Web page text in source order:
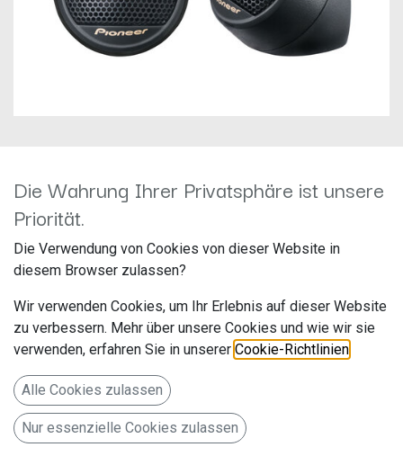
Pioneer TS-S15
Hersteller: Pioneer
Artikelnummer: TS-S15
Hanns-Martin-Schleyer-Str. 35
Willich NW 47877 www.pioneer-car.eu/de/de/
Kalottenhochtöner (120 W), 20 mm
Die Wahrung Ihrer Privatsphäre ist unsere
Priorität.
Die Verwendung von Cookies von dieser Website in
diesem Browser zulassen?
Wir verwenden Cookies, um Ihr Erlebnis auf dieser Website
zu verbessern. Mehr über unsere Cookies und wie wir sie
verwenden, erfahren Sie in unserer Cookie-Richtlinien
Alle Cookies zulassen
Nur essenzielle Cookies zulassen